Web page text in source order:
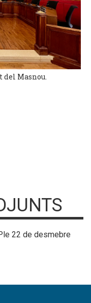
del Masnou.
22 de desmebre